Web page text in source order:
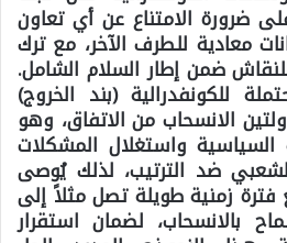
ضرورة الامتناع عن أي تعاون
معادية للطرف الآخر، مع ترك
ضمن إطار السلام الشامل.
للكونفدرالية (بند الخروج)
الانسحاب من الاتفاق، وهو
واستغلال المشكلات
ضد الترتيب، لذلك يُوصى
فترة زمنية طويلة تصل مثلاً إلى
بالانسحاب، لضمان استقرار